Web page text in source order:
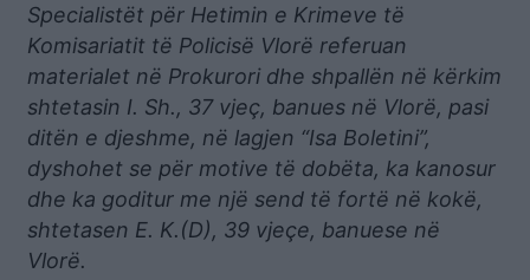
Specialistët për Hetimin e Krimeve të
Komisariatit të Policisë Vlorë referuan
materialet në Prokurori dhe shpallën në kërkim
shtetasin I. Sh., 37 vjeç, banues në Vlorë, pasi
ditën e djeshme, në lagjen “Isa Boletini”,
dyshohet se për motive të dobëta, ka kanosur
dhe ka goditur me një send të fortë në kokë,
shtetasen E. K.(D), 39 vjeçe, banuese në
Vlorë.